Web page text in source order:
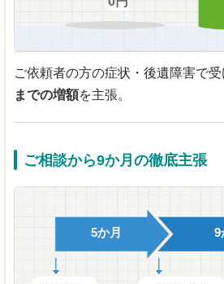
ご依頼者の方の症状・後遺障害で受
までの増額を主張。
ご相談から9か月の徹底主張
5か月 9